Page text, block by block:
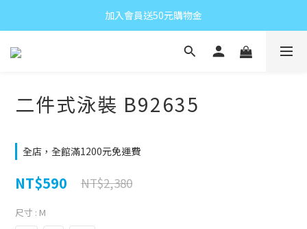
加入會員送50元購物金
二件式泳裝 B92635
全店，全館滿1200元免運費
NT$590 NT$2,380
尺寸 : M